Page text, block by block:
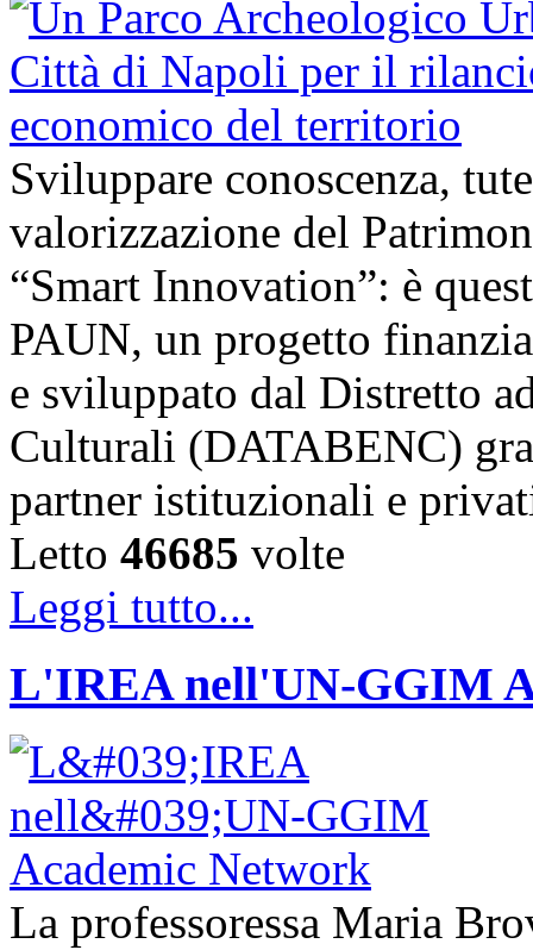
Sviluppare conoscenza,
valorizzazione del
“Smart Innovation”: è
PAUN, un progetto
e sviluppato dal Distretto
Culturali (DATABENC)
partner istituzionali e
Letto 46685 volte
Leggi tutto...
L'IREA nell'UN-GGIM
La professoressa Maria